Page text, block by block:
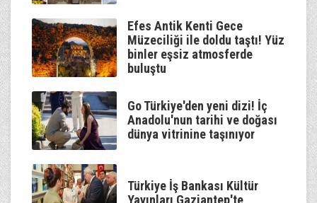
00:00 Gölge Sizlerle
Talha Bora ÖgeEfes Antik Kenti Gece
Müzeciliği ile doldu taştı! Yüz
binler eşsiz atmosferde
buluştu
Go Türkiye'den yeni dizi! İç
Anadolu'nun tarihi ve doğası
dünya vitrinine taşınıyor
Türkiye İş Bankası Kültür
Yayınları Gaziantep'te